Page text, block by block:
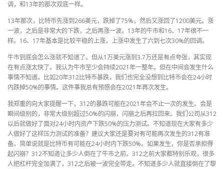
调，和13年的那次双底一样。
13年那次，比特币先涨到266美元，跌掉了75%，然后又涨回了1200美元。涨
一波，之后是非常大的下跌，之后再涨一波。13年的牛市和16、17年很不一
样。16、17年基本是比较平稳的上涨，上涨中发生了六到七次30%的回调。
牛市到底会怎么涨就不知道了。但从1万美元涨到3.7万还是有点夸张，其实现
在有点涨太快了。我认为牛市至少会持续2021年一整年。但在中间会发生什么
事情不知道。比如20年312比特币暴跌，我们也完全没想到比特币会在24小时
内跌掉50%的事情。这件事我总有预感会在2021年再次发生。
我郑重的向大家提醒一下，312的暴跌可能在2021年会不止一次的发生。会是
瞬间级别的，非常大级别超过50%的闪崩，闪崩之后再拉回来。我们公司从312
以后就做好了面对24小时内资产下跌50%的压力测试。不知道现在大家有多少
人做好了这样压力测试的准备？建议大家还是要对有可能再次发生的312有准
备。简单说就是比特币有可能在24小时内下跌50%。如果发生，你是否承担得
起闪崩？312不知道让多少人倒在了牛市之前。312之前大家都特别乐观，很多
人把杠杆完全加满了，312之后被一波完全带走。不知道多少人就直接倒在了黎